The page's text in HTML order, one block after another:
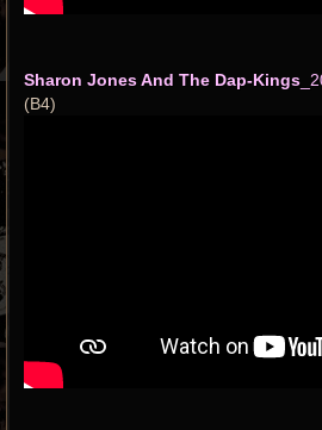
Sharon Jones And The Dap-Kings
(B4)